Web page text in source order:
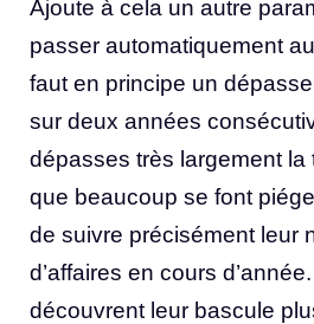
Ajoute à cela un autre
passer automatiquement
faut en principe un
sur deux années
dépasses très largement la
que beaucoup se font
de suivre précisément leur
d’affaires en cours
découvrent leur bascule